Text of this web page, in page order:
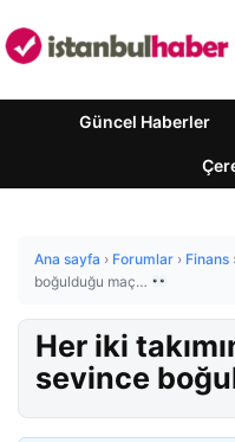
Güncel Haberler
Ana sayfa › Forumlar › Finans
boğulduğu maç…
Her iki
sevince